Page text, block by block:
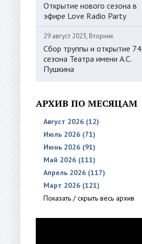
Открытие нового сезона в
эфире Love Radio Party
29 август 2023, Вторник
Сбор труппы и открытие 74
сезона Театра имени А.С.
Пушкина
АРХИВ ПО МЕСЯЦАМ
Август 2026 (12)
Июль 2026 (71)
Июнь 2026 (91)
Май 2026 (111)
Апрель 2026 (117)
Март 2026 (121)
Показать / скрыть весь архив